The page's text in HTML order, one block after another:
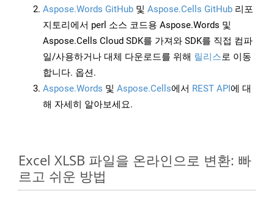
Aspose.Words GitHub 및 Aspose.Cells GitHub 리포
지토리에서 perl 소스 코드용 Aspose.Words 및
Aspose.Cells Cloud SDK를 가져와 SDK를 직접 컴파
일/사용하거나 대체 다운로드를 위해 릴리스로 이동
합니다. 옵션.
Aspose.Words 및 Aspose.Cells에서 REST API에 대
해 자세히 알아보세요.
Excel XLSB 파일을 온라인으로 변환: 빠
르고 쉬운 방법